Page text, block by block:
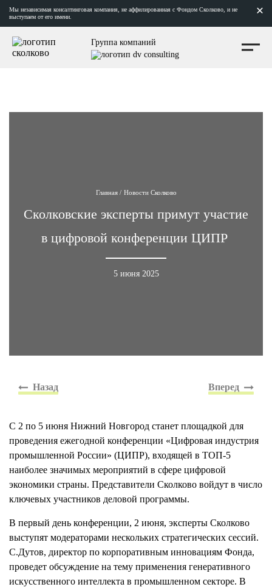
Мы независимая консалтинговая компания, не аффилированная с Фондом Сколково, и не
выступаем от его имени.
Группа компаний
Главная / Новости Сколково
Сколковские эксперты примут участие
в цифровой конференции ЦИПР
5 июня 2025
С 2 по 5 июня Нижний Новгород станет площадкой для
проведения ежегодной конференции «Цифровая индустрия
промышленной России» (ЦИПР), входящей в ТОП-5
наиболее значимых мероприятий в сфере цифровой
экономики страны. Представители Сколково войдут в число
ключевых участников деловой программы.
В первый день конференции, 2 июня, эксперты Сколково
выступят модераторами нескольких стратегических сессий.
С.Дутов, директор по корпоративным инновациям Фонда,
проведет обсуждение на тему применения генеративного
искусственного интеллекта в промышленном секторе. В